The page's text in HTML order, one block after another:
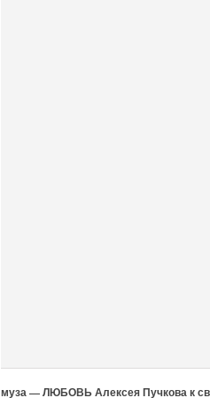
муза — ЛЮБОВЬ Алексея Пучкова к